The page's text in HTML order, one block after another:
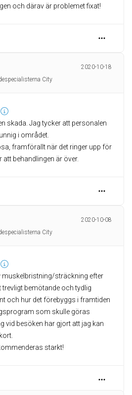
och därav är problemet fixat!
2020-10-18
City
skada. Jag tycker att personalen
i området.
framförallt när det ringer upp för
behandlingen är över.
2020-10-08
City
muskelbristning/sträckning efter
bemötande och tydlig
och hur det förebyggs i framtiden
som skulle göras
vid besöken har gjort att jag kan
starkt!